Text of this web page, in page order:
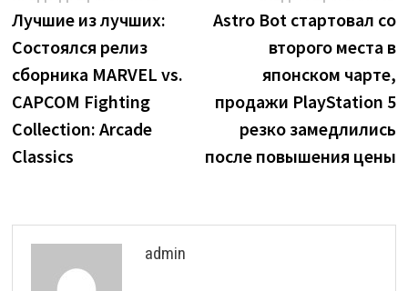
по
записям
запись:
Лучшие из лучших:
Состоялся релиз
сборника MARVEL vs.
CAPCOM Fighting
Collection: Arcade
Classics
Astro Bot стартовал со
второго места в
японском чарте,
продажи PlayStation 5
резко замедлились
после повышения цены
admin